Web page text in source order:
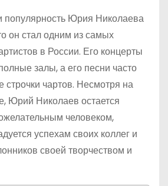
популярность Юрия Николаева
он стал одним из самых
в России. Его концерты
залы, а его песни часто
строчки чартов. Несмотря на
Юрий Николаев остается
человеком,
успехам своих коллег и
своей творчеством и